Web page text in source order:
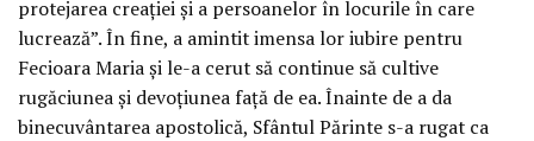
protejarea creației și a persoanelor în locurile în care
lucrează”. În fine, a amintit imensa lor iubire pentru
Fecioara Maria și le-a cerut să continue să cultive
rugăciunea și devoțiunea față de ea. Înainte de a da
binecuvântarea apostolică, Sfântul Părinte s-a rugat ca